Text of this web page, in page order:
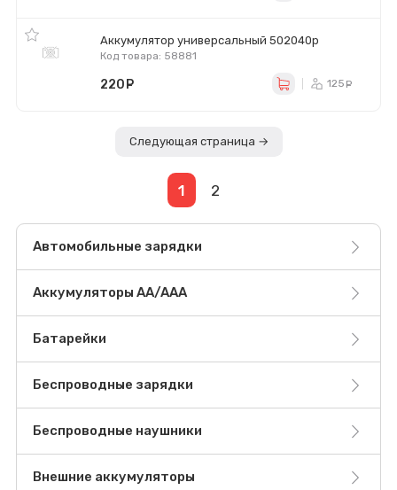
Аккумулятор универсальный 502040p
Код товара: 58881
220 125
Следующая страница →
1 2
Автомобильные зарядки
Аккумуляторы AA/AAA
Батарейки
Беспроводные зарядки
Беспроводные наушники
Внешние аккумуляторы